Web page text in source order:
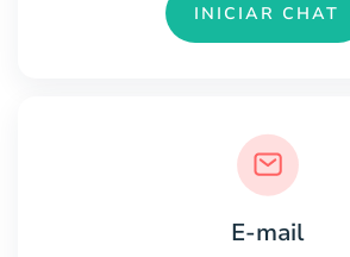
INICIAR CHAT
E-mail